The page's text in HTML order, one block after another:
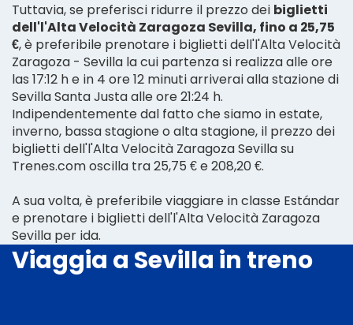
Tuttavia, se preferisci ridurre il prezzo dei biglietti
dell'l'Alta Velocità Zaragoza Sevilla, fino a 25,75
€, è preferibile prenotare i biglietti dell'l'Alta Velocità
Zaragoza - Sevilla la cui partenza si realizza alle ore
las 17:12 h e in 4 ore 12 minuti arriverai alla stazione di
Sevilla Santa Justa alle ore 21:24 h.
Indipendentemente dal fatto che siamo in estate,
inverno, bassa stagione o alta stagione, il prezzo dei
biglietti dell'l'Alta Velocità Zaragoza Sevilla su
Trenes.com oscilla tra 25,75 € e 208,20 €.
A sua volta, è preferibile viaggiare in classe Estándar
e prenotare i biglietti dell'l'Alta Velocità Zaragoza
Sevilla per ida.
Viaggia a Sevilla in treno